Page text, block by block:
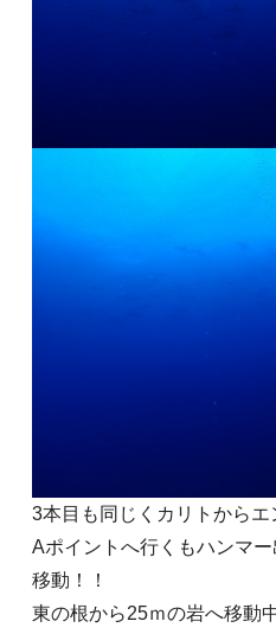
3本目も同じくカリトからエ
Aポイントへ行くもハンマ
移動！！
東の根から25ｍの岩へ移動